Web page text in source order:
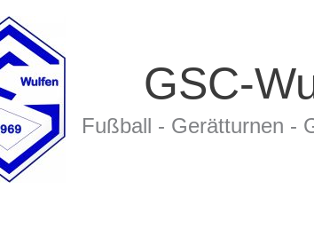
GSC-
Fußball - Gerätturnen -